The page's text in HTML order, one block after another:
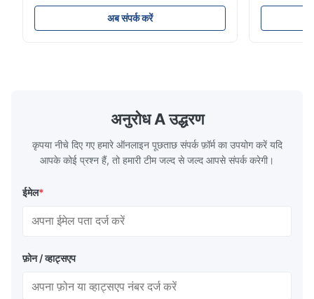
For Biomass Boiler Product Introduction
Water wall panels with pins usually laid
vertically on the inner wall of the furnace
the basic component of boiler water
circulation loop.Because of both cooling
अब संपर्क करें
Product
industrial
अनुरोध A उद्धरण
कृपया नीचे दिए गए हमारे ऑनलाइन पूछताछ संपर्क फ़ॉर्म का उपयोग करें यदि
आपके कोई प्रश्न हैं, तो हमारी टीम जल्द से जल्द आपसे संपर्क करेगी।
ईमेल*
फ़ोन / व्हाट्सएप